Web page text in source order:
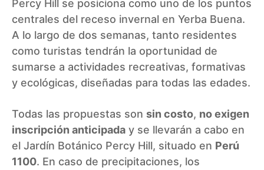
Percy Hill se posiciona como uno de los puntos
centrales del receso invernal en Yerba Buena.
A lo largo de dos semanas, tanto residentes
como turistas tendrán la oportunidad de
sumarse a actividades recreativas, formativas
y ecológicas, diseñadas para todas las edades.
Todas las propuestas son sin costo, no exigen
inscripción anticipada y se llevarán a cabo en
el Jardín Botánico Percy Hill, situado en Perú
1100. En caso de precipitaciones, los